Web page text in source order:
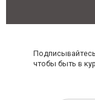
чтобы быть в